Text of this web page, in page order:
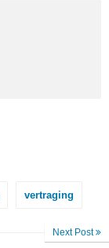
vertraging
Next Post